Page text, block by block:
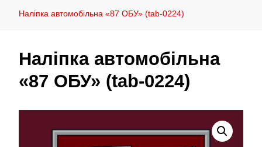
Наліпка автомобільна «87 ОБУ» (tab-0224)
Наліпка автомобільна
«87 ОБУ» (tab-0224)